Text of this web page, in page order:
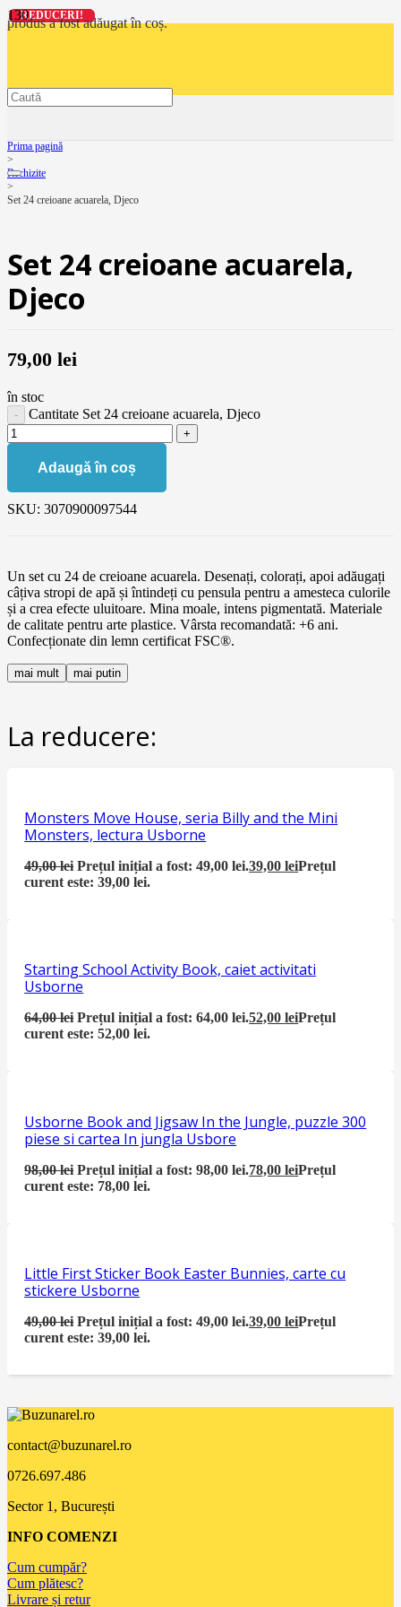
produsa fost adăugat în coș.
Prima pagină
>
Rechizite
>
Set 24 creioane acuarela, Djeco
Set 24 creioane acuarela,
Djeco
79,00 lei
în stoc
Cantitate Set 24 creioane acuarela, Djeco
Adaugă în coș
SKU: 3070900097544
Un set cu 24 de creioane acuarela. Desenați, colorați, apoi adăugați
câțiva stropi de apă și întindeți cu pensula pentru a amesteca culorile
și a crea efecte uluitoare. Mina moale, intens pigmentată. Materiale
de calitate pentru arte plastice. Vârsta recomandată: +6 ani.
Confecționate din lemn certificat FSC®.
mai mult mai putin
La reducere:
REDUCERI!
Monsters Move House, seria Billy and the Mini
Monsters, lectura Usborne
49,00lei Prețul inițial a fost: 49,00 lei.39,00leiPrețul
curent este: 39,00 lei.
REDUCERI!
Starting School Activity Book, caiet activitati
Usborne
64,00lei Prețul inițial a fost: 64,00 lei.52,00leiPrețul
curent este: 52,00 lei.
REDUCERI!
Usborne Book and Jigsaw In the Jungle, puzzle 300
piese si cartea In jungla Usbore
98,00lei Prețul inițial a fost: 98,00 lei.78,00leiPrețul
curent este: 78,00 lei.
REDUCERI!
Little First Sticker Book Easter Bunnies, carte cu
stickere Usborne
49,00lei Prețul inițial a fost: 49,00 lei.39,00leiPrețul
curent este: 39,00 lei.
contact@buzunarel.ro
0726.697.486
Sector 1, București
INFO COMENZI
Cum cumpăr?
Cum plătesc?
Livrare și retur